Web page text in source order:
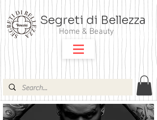
Segreti di Bellezza
Home & Beauty